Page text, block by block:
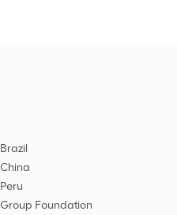
Brazil
China
Peru
Group Foundation